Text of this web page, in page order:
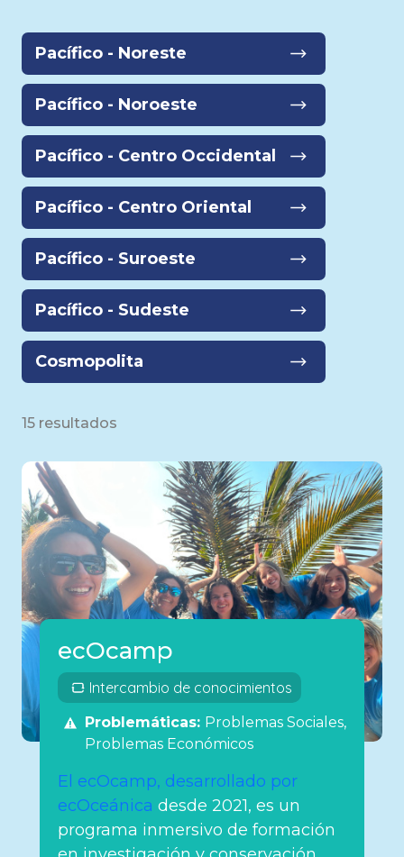
Pacífico - Noreste
Pacífico - Noroeste
Pacífico - Centro Occidental
Pacífico - Centro Oriental
Pacífico - Suroeste
Pacífico - Sudeste
Cosmopolita
15 resultados
ecOcamp
Intercambio de conocimientos
Problemáticas: Problemas Sociales
Problemas Económicos
El ecOcamp, desarrollado por
ecOceánica desde 2021, es un
programa inmersivo de formación